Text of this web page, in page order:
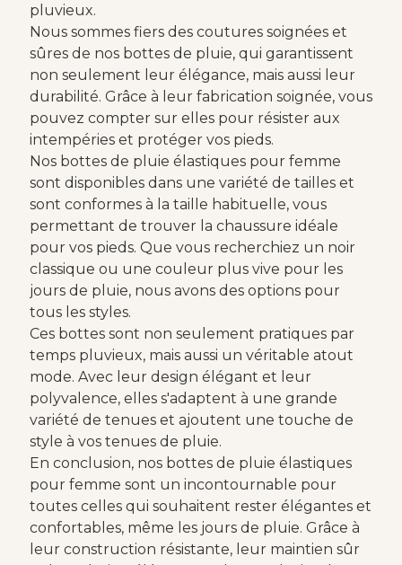
pluvieux.
Nous sommes fiers des coutures soignées et
sûres de nos bottes de pluie, qui garantissent
non seulement leur élégance, mais aussi leur
durabilité. Grâce à leur fabrication soignée, vous
pouvez compter sur elles pour résister aux
intempéries et protéger vos pieds.
Nos bottes de pluie élastiques pour femme
sont disponibles dans une variété de tailles et
sont conformes à la taille habituelle, vous
permettant de trouver la chaussure idéale
pour vos pieds. Que vous recherchiez un noir
classique ou une couleur plus vive pour les
jours de pluie, nous avons des options pour
tous les styles.
Ces bottes sont non seulement pratiques par
temps pluvieux, mais aussi un véritable atout
mode. Avec leur design élégant et leur
polyvalence, elles s'adaptent à une grande
variété de tenues et ajoutent une touche de
style à vos tenues de pluie.
En conclusion, nos bottes de pluie élastiques
pour femme sont un incontournable pour
toutes celles qui souhaitent rester élégantes et
confortables, même les jours de pluie. Grâce à
leur construction résistante, leur maintien sûr